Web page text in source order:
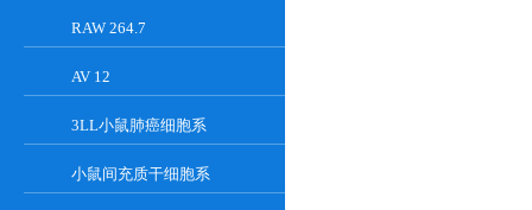
RAW 264.7
AV 12
3LL小鼠肺癌细胞系
小鼠间充质干细胞系